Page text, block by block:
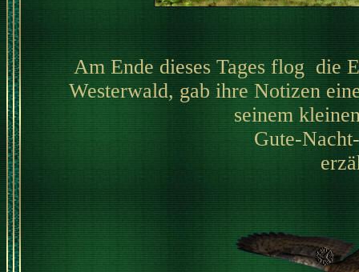
Am Ende dieses Tages flog die
Westerwald, gab ihre Notizen
seinem
Gute-